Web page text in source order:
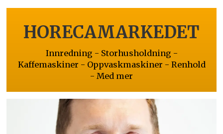
HORECAMARKEDET
Innredning - Storhusholdning -
Kaffemaskiner - Oppvaskmaskiner - Renhold
- Med mer